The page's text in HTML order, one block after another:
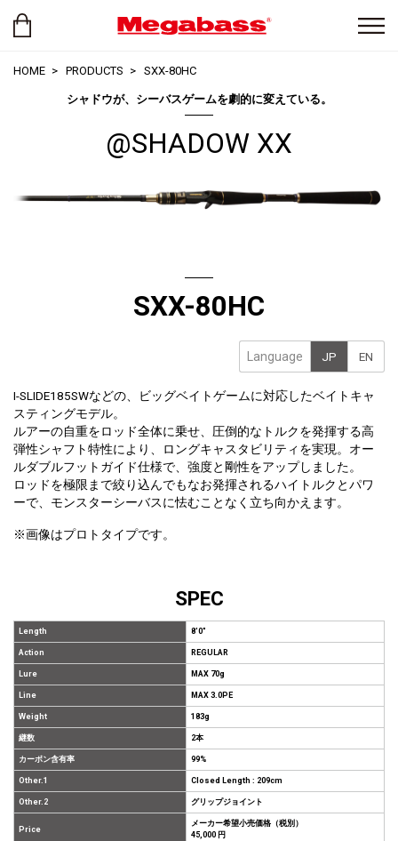
HOME PRODUCTS SXX-80HC
シャドウが、シーバスゲームを劇的に変えている。
@SHADOW XX
SXX-80HC
Language JP EN
I-SLIDE185SWなどの、ビッグベイトゲームに対応したベイトキャ
スティングモデル。
ルアーの自重をロッド全体に乗せ、圧倒的なトルクを発揮する高
弾性シャフト特性により、ロングキャスタビリティを実現。オー
ルダブルフットガイド仕様で、強度と剛性をアップしました。
ロッドを極限まで絞り込んでもなお発揮されるハイトルクとパワ
ーで、モンスターシーバスに怯むことなく立ち向かえます。
※画像はプロトタイプです。
SPEC
Length 8'0"
Action REGULAR
Lure MAX 70g
Line MAX 3.0PE
Weight 183g
継数 2本
カーボン含有率 99%
Other.1 Closed Length : 209cm
Other.2 グリップジョイント
Price
メーカー希望小売価格（税別）
45,000 円